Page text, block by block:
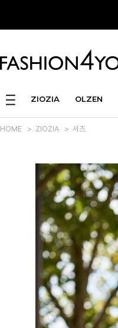
ZIOZIA OLZEN
HOME > ZIOZIA > 셔츠